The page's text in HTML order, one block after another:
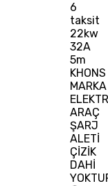
6
taksit
22kw
32A
5m
KHONS
MARKA
ARAÇ
ŞARJ
ALETİ
ÇİZİK
DAHİ